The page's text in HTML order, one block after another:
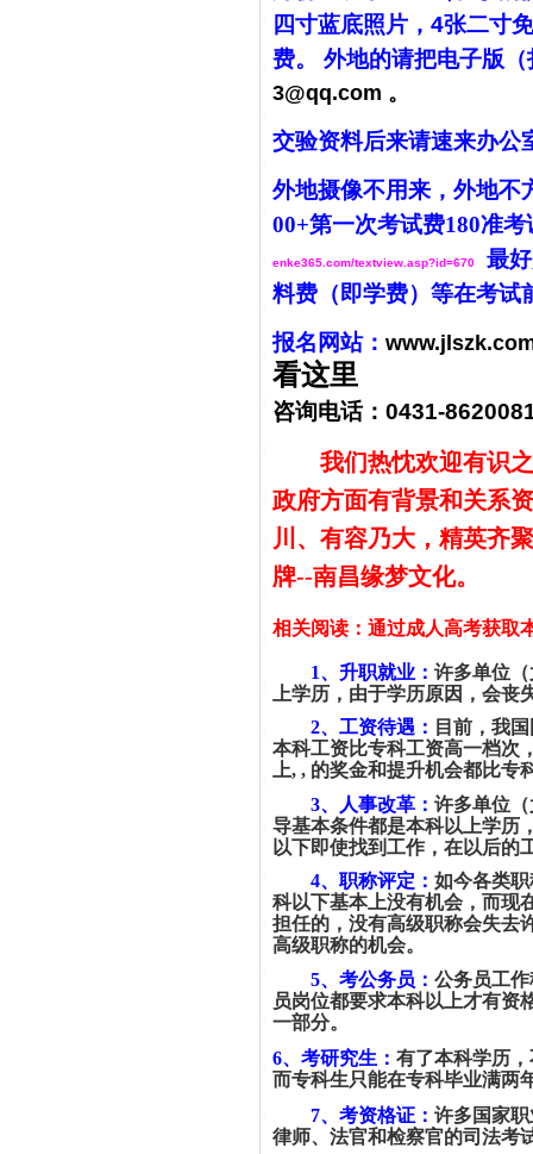
四寸蓝底照片， 4张二寸
费。
外地的请把电子版
3@qq.com 。
交验资料后来请速来办公
外地摄像不用来，外地不
00+第一次考试费180准考
enke365.com/textview.asp?id=670
最
料费（即学费）等在考试
报名网站：
看这里
咨询电话： 0431-
我们热忱欢迎有识
政府方面有背景和关系
川、有容乃大，精英齐
牌--南昌缘梦文化。
相关阅读：通过成人高考获取
1、升职就业：许多单位
上学历，由于学历原因，会丧
2、工资待遇： 目前，我
本科工资比专科工资高一档次
上, , 的奖金和提升机会都比专
3、人事改革：许多单位
导基本条件都是本科以上学历
以下即使找到工作，在以后的
4、职称评定：如今各类
科以下基本上没有机会，而现
担任的，没有高级职称会失去
高级职称的机会。
5、考公务员：公务员工
员岗位都要求本科以上才有资
一部分。
6、考研究生： 有了本科学历
而专科生只能在专科毕业满两
7、考资格证：许多国家
律师、法官和检察官的司法考